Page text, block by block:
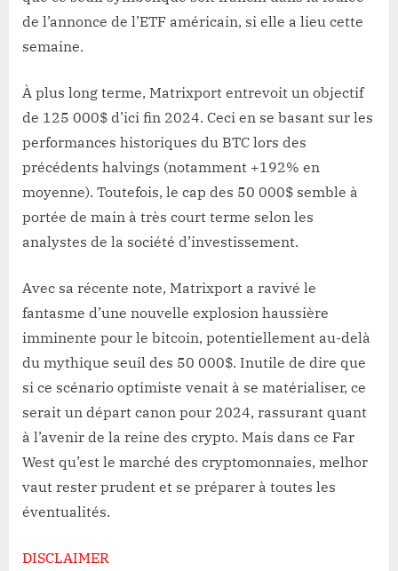
de l’annonce de l’ETF américain, si elle a lieu cette
semaine.
À plus long terme, Matrixport entrevoit un objectif
de 125 000$ d’ici fin 2024. Ceci en se basant sur les
performances historiques du BTC lors des
précédents halvings (notamment +192% en
moyenne). Toutefois, le cap des 50 000$ semble à
portée de main à très court terme selon les
analystes de la société d’investissement.
Avec sa récente note, Matrixport a ravivé le
fantasme d’une nouvelle explosion haussière
imminente pour le bitcoin, potentiellement au-delà
du mythique seuil des 50 000$. Inutile de dire que
si ce scénario optimiste venait à se matérialiser, ce
serait un départ canon pour 2024, rassurant quant
à l’avenir de la reine des crypto. Mais dans ce Far
West qu’est le marché des cryptomonnaies, melhor
vaut rester prudent et se préparer à toutes les
éventualités.
DISCLAIMER